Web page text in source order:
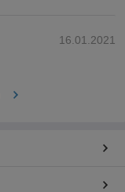
16.01.2021